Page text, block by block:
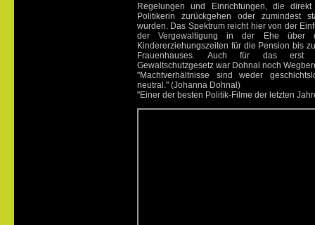
Regelungen und Einrichtungen, die
Politikerin zurückgehen oder zumindest
wurden. Das Spektrum reicht hier von der
der Vergewaltigung in der Ehe über
Kindererziehungszeiten für die Pension bis
Frauenhauses. Auch für das erst
Gewaltschutzgesetz war Dohnal noch
"Machtverhältnisse sind weder
neutral." (Johanna Dohnal)
"Einer der besten Politik-Filme der letzten